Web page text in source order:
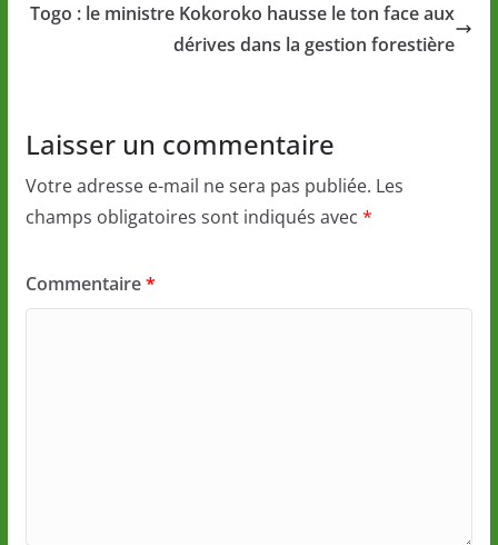
Togo : le ministre Kokoroko hausse le ton face aux
dérives dans la gestion forestière
Laisser un commentaire
Votre adresse e-mail ne sera pas publiée. Les
champs obligatoires sont indiqués avec *
Commentaire*